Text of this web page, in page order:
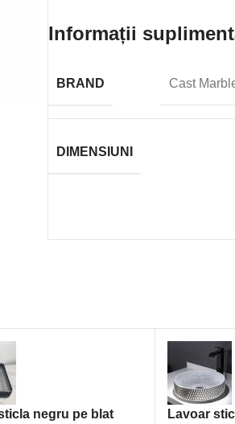
Informații
BRAND Cast
DIMENSIUNI
negru pe blat
Lavoar